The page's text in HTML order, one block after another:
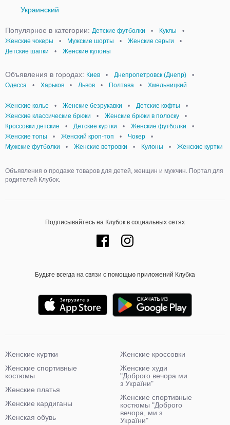
Украинский
Популярное в категории: Детские футболки • Куклы
•
Женские чокеры
• Мужские шорты • Женские серьги
•
Детские шапки
• Женские кулоны
Объявления в городах: Киев • Днепропетровск (Днепр)
•
Одесса
• Харьков • Львов • Полтава • Хмельницкий
Женские колье • Женские безрукавки • Детские кофты
•
Женские классические брюки
• Женские брюки в полоску
•
Кроссовки детские
• Детские куртки • Женские футболки
•
Женские топы
• Женский кроп-топ • Чокер
•
Мужские футболки
• Женские ветровки • Кулоны • Женские куртки
Объявления о продаже товаров для детей, женщин и мужчин. Портал для
родителей Клубок.
Подписывайтесь на Клубок в социальных сетях
Будьте всегда на связи с помощью приложений Клубка
Женские куртки
Женские спортивные
костюмы
Женские платья
Женские кардиганы
Женская обувь
Женские кроссовки
Женские худи
"Доброго вечора ми
з України"
Женские спортивные
костюмы "Доброго
вечора, ми з
України"